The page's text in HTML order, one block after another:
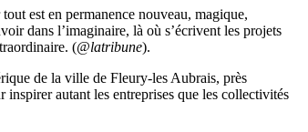
est en permanence nouveau, magique,
dans l’imaginaire, là où s’écrivent les projets
(@latribune).
de la ville de Fleury-les Aubrais, près
autant les entreprises que les collectivités